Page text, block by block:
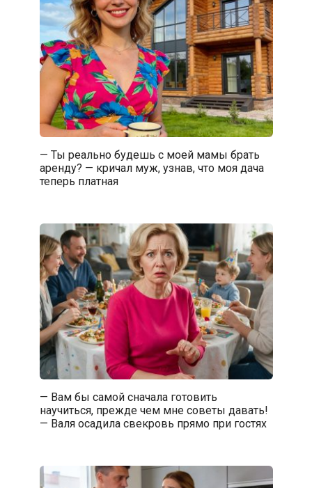
— Ты реально будешь с моей мамы брать
аренду? — кричал муж, узнав, что моя дача
теперь платная
— Вам бы самой сначала готовить
научиться, прежде чем мне советы давать!
— Валя осадила свекровь прямо при гостях